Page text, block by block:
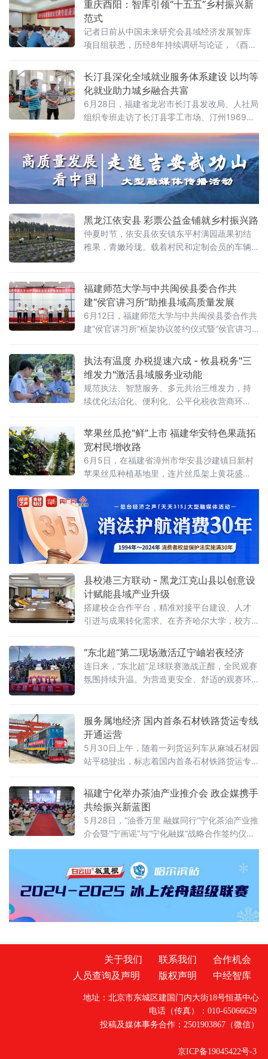
光储一体化基地及
步形成情感归乡、项目落地与资金回流的良性
互动格局，有效带动周边村民就近就业、稳定
增收，为乡村振兴注入了持续动能。
重庆酉阳：智库引领“十五五”乡村振兴新
范式
记者日前从中国未来研究会县域经济发展智库
项目组获悉，历经8年持续调研与论证，《酉阳
式出炉。该项目拟定总投资174.5亿元，涵盖绿
色能源、零碳产业、基础设施、特色农业等十
余个重点领域，旨在以“带政策、带资金、带项
目”的方式探索一条可复制的县域经济高质量发
展路径。破题县域经济：从“沉睡资源”到“造血
模式”自2018年起，中国未来
长汀县深化全域就业服务体系建设 以均等
化就业助力城乡融合共富
6月28日，福建省龙岩市长汀县发改局、人社局
组织专班走访了长汀县零工市场、汀州1969文
地、绿色建材产业园、铝材绿色循环利用产业
园多处点位，实地探访城乡就业服务、企业用
工保障一线实情。在省重点项目—长汀铝材绿
色循环利用产业园现场，模架、铝模生产、挤
压等车间已全面生产，工人们在岗有序开展各
黑龙江依安县 彩票公益金铺就乡村振兴路
仲夏时节，依安县依安镇东平村满园蔬果初结
稚果，青嫩玲珑。载着村民和定制会员的车辆
成通车，历经一冬一夏，道路带来的发展红利
全面释放，当地定制农业迎来焕然一新的发展
局面。
福建师范大学与中共闽侯县委合作共
建“侯官讲习所”助推县域高质量发展
6月12日，福建师范大学与中共闽侯县委合作共
建“侯官讲习所”框架协议签约仪式暨“侯官讲习
行。福建师范大学党委书记凌启淡，闽侯县领
导吴永忠、刘钟、陈华等参加。
执法有温度 办税提速六成 - 攸县税务"三
维发力"激活县域服务业动能
规范执法、智慧服务、多元共治三维发力，持
续优化法治化、便利化、公平化税收营商环
针对服务业市场主体体量偏小、涉税专业能力
和经营抗风险能力偏弱的行业特征，攸县税务
局推行刚柔并济监管模式，创新建立全景式画
像、说理式普
苹果丝瓜抢“鲜”上市 福建华安特色果蔬拓
宽村民增收路
6月5日，在福建省漳州市华安县沙建镇日新村
苹果丝瓜种植基地里，连片丝瓜架上黄花盛
摘、分拣、打包，一派丰收繁忙景象，首批苹
果丝瓜正式迎来采收上市。
县校港三方联动 - 黑龙江克山县以创意设
计赋能县域产业升级
搭建校企合作平台，精准对接平台建设、人才
引进与成果转化需求。在齐齐哈尔大学，校方
展示了在品牌塑造、产品设计、空间
“东北超”第二现场激活辽宁岫岩夜经济
连日来，“东北超”足球联赛激战正酣，全民观赛
氛围持续升温。为营造更安全、舒适的观赛环
体育场、万客来门前、火车站广场、中国玉雕
会展中心和老厂烧烤
服务属地经济 国内首条石材铁路货运专线
开通运营
5月30日上午，随着一列货运列车从麻城石材园
站平稳驶出，标志着国内首条石材铁路货运专
的单一格局，推动当地石材物流进入高效低
碳、规模集约的公铁多式联运方式。麻城城发
石材铁路专用线是中国铁路武汉局集团有限公
司（以下简称“武铁”）助力地方特色产业升级、
赋能区域经济高质量发展的重点工程。线路起
福建宁化举办茶油产业推介会 政企媒携手
共绘振兴新蓝图
5月28日，“油香万里 融媒同行”宁化茶油产业推
介会暨“宁画谣”与“宁化融媒”战略合作签约仪式
过搭建政企媒联动平台，助力福建三明宁化油
茶产业出圈，赋能乡村全面振兴。
关于我们 联系我们
合作机会
人员查询及声明
版权声明 中经智库
地址：北京市东城区建国门内大街18号恒基中心
电话（传真）：010-65066629
投稿及媒体事务合作：2501903867（微信）
京ICP备19045422号-3